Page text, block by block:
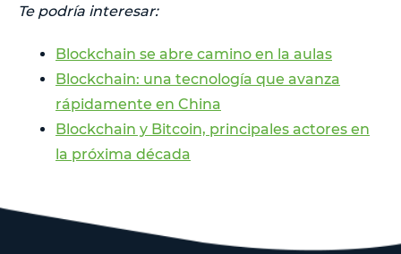
Te podría interesar:
Blockchain se abre camino en la aulas
Blockchain: una tecnología que avanza
rápidamente en China
Blockchain y Bitcoin, principales actores en
la próxima década